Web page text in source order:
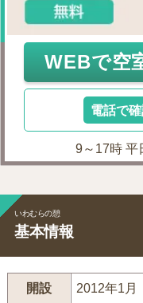
WEBで空
電話で
9～17時 平
いわむらの憩
基本情報
開設 2012年1月